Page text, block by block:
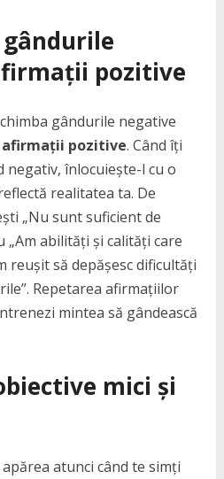
pozitive
gândurile negative
afirmații pozitive. Când îți
negativ, înlocuiește-l cu o
realitatea ta. De
„Nu sunt suficient de
„Am abilități și calități care
reușit să depășesc dificultăți
Repetarea afirmațiilor
mintea să gândească
mici și
atunci când te simți